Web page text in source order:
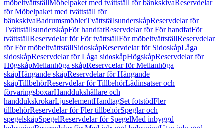
möbeltvättställMöbelpaket med tvättställ för bänkskivaReservdelar
för Möbelpaket med tvättställ för
bänkskivaBadrumsmöblerTvättställsunderskåpReservdelar för
TvättställsunderskåpFör handfatReservdelar för För handfatFör
tvättställReservdelar för För tvättställFör möbeltvättställReservdelar
för För möbeltvättställSidoskåpReservdelar för SidoskåpLåga
sidoskåpReservdelar för Låga sidoskåpHögskåpReservdelar för
HögskåpMellanhöga skåpReservdelar för Mellanhöga
skåpHängande skåpReservdelar för Hängande
skåpTillbehörReservdelar för TillbehörLådinsatser och
förvaringsboxarHanddukshållare och
handdukskrokarLjuselementHandtagSet fotstödFler
tillbehörReservdelar för Fler tillbehörSpeglar och
spegelskåpSpegelReservdelar för SpegelMed inbyggd